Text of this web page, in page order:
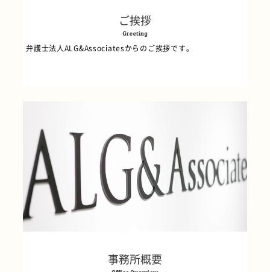
ご挨拶
Greeting
弁護士法人ALG&Associatesからのご挨拶です。
事務所概要